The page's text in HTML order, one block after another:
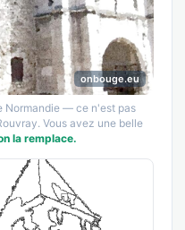
onbouge.eu
Normandie — ce n'est pas
Vous avez une belle
la remplace.